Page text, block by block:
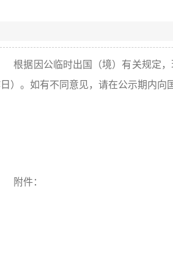
根据因公临时出国（境）有关规定
）。如有不同意见，请在公示期内向
附件：